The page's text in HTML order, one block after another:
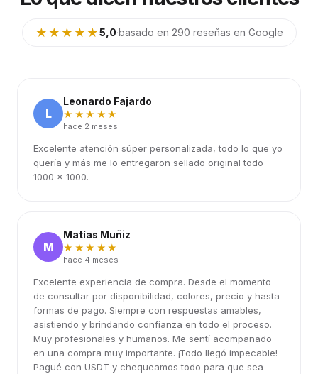
★★★★★5,0·basado en 290 reseñas en Google
L
Leonardo Fajardo
★★★★★
hace 2 meses
Excelente atención súper personalizada, todo lo que yo
quería y más me lo entregaron sellado original todo
1000 x 1000.
M
Matías Muñiz
★★★★★
hace 4 meses
Excelente experiencia de compra. Desde el momento
de consultar por disponibilidad, colores, precio y hasta
formas de pago. Siempre con respuestas amables,
asistiendo y brindando confianza en todo el proceso.
Muy profesionales y humanos. Me sentí acompañado
en una compra muy importante. ¡Todo llegó impecable!
Pagué con USDT y chequeamos todo para que sea